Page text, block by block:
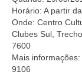
Horário: A partir
Onde: Centro
Clubes Sul,
7600
Mais
9106